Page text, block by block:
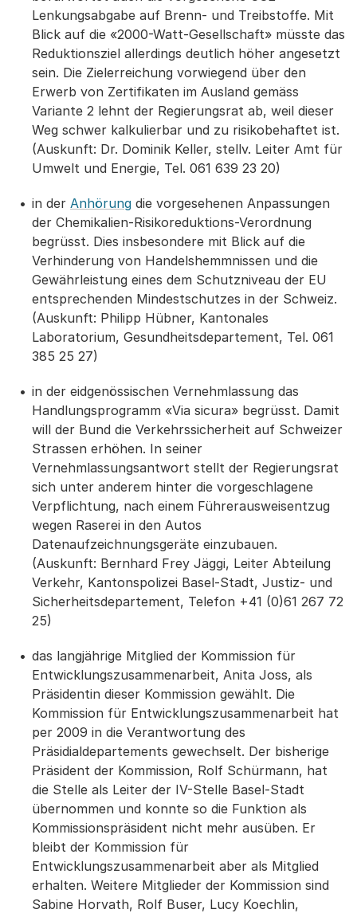
Lenkungsabgabe auf Brenn- und Treibstoffe. Mit
Blick auf die «2000-Watt-Gesellschaft» müsste das
Reduktionsziel allerdings deutlich höher angesetzt
sein. Die Zielerreichung vorwiegend über den
Erwerb von Zertifikaten im Ausland gemäss
Variante 2 lehnt der Regierungsrat ab, weil dieser
Weg schwer kalkulierbar und zu risikobehaftet ist.
(Auskunft: Dr. Dominik Keller, stellv. Leiter Amt für
Umwelt und Energie, Tel. 061 639 23 20)
in der Anhörung die vorgesehenen Anpassungen
der Chemikalien-Risikoreduktions-Verordnung
begrüsst. Dies insbesondere mit Blick auf die
Verhinderung von Handelshemmnissen und die
Gewährleistung eines dem Schutzniveau der EU
entsprechenden Mindestschutzes in der Schweiz.
(Auskunft: Philipp Hübner, Kantonales
Laboratorium, Gesundheitsdepartement, Tel. 061
385 25 27)
in der eidgenössischen Vernehmlassung das
Handlungsprogramm «Via sicura» begrüsst. Damit
will der Bund die Verkehrssicherheit auf Schweizer
Strassen erhöhen. In seiner
Vernehmlassungsantwort stellt der Regierungsrat
sich unter anderem hinter die vorgeschlagene
Verpflichtung, nach einem Führerausweisentzug
wegen Raserei in den Autos
Datenaufzeichnungsgeräte einzubauen.
(Auskunft: Bernhard Frey Jäggi, Leiter Abteilung
Verkehr, Kantonspolizei Basel-Stadt, Justiz- und
Sicherheitsdepartement, Telefon +41 (0)61 267 72
25)
das langjährige Mitglied der Kommission für
Entwicklungszusammenarbeit, Anita Joss, als
Präsidentin dieser Kommission gewählt. Die
Kommission für Entwicklungszusammenarbeit hat
per 2009 in die Verantwortung des
Präsidialdepartements gewechselt. Der bisherige
Präsident der Kommission, Rolf Schürmann, hat
die Stelle als Leiter der IV-Stelle Basel-Stadt
übernommen und konnte so die Funktion als
Kommissionspräsident nicht mehr ausüben. Er
bleibt der Kommission für
Entwicklungszusammenarbeit aber als Mitglied
erhalten. Weitere Mitglieder der Kommission sind
Sabine Horvath, Rolf Buser, Lucy Koechlin,